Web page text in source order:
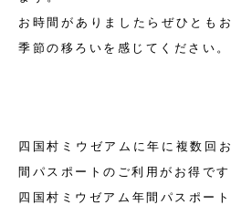
お時間がありましたらぜひとも
季節の移ろいを感じてください。
四国村ミウゼアムに年に複数回
間パスポートのご利用がお得です
四国村ミウゼアム年間パスポー